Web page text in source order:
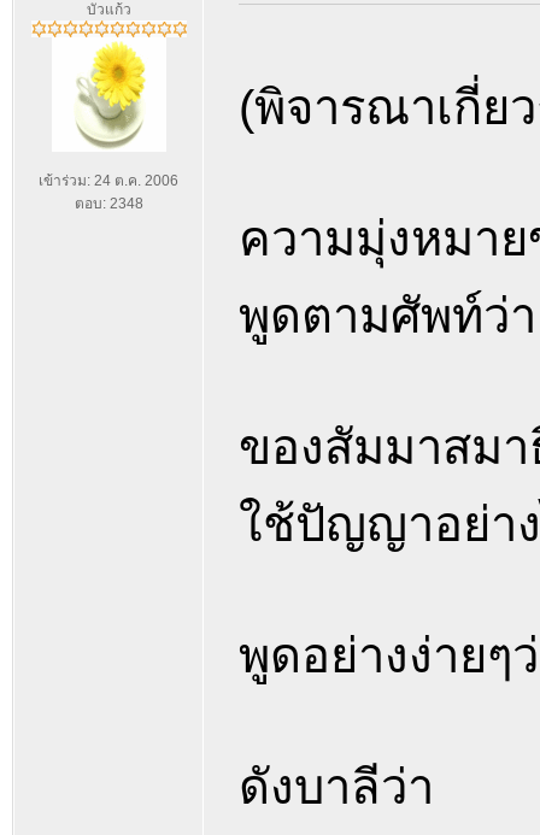
บัวแก้ว
เข้าร่วม: 24 ต.ค. 2006
ตอบ: 2348
(พิจารณาเกี่ย
ความมุ่งหมา
พูดตามศัพท์ว่
ของสัมมาสม
ใช้ปัญญาอย่า
พูดอย่างง่าย
ดังบาลีว่า